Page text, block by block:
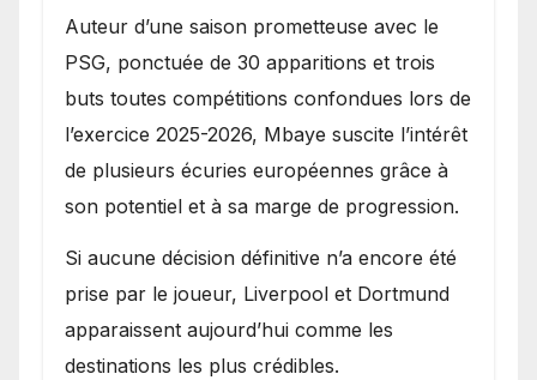
Auteur d’une saison prometteuse avec le
PSG, ponctuée de 30 apparitions et trois
buts toutes compétitions confondues lors de
l’exercice 2025-2026, Mbaye suscite l’intérêt
de plusieurs écuries européennes grâce à
son potentiel et à sa marge de progression.
Si aucune décision définitive n’a encore été
prise par le joueur, Liverpool et Dortmund
apparaissent aujourd’hui comme les
destinations les plus crédibles.